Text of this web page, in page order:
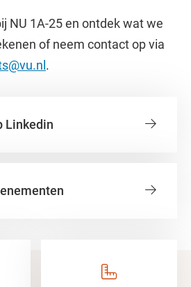
NU 1A-25 en ontdek wat we
of neem contact op via
.
Linkedin